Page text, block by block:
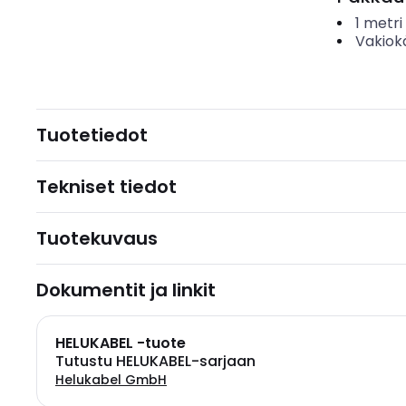
1 metri
Tuotetiedot
Tekniset tiedot
Tuotekuvaus
Dokumentit ja linkit
HELUKABEL -tuote
Tutustu HELUKABEL-sarjaan
Helukabel GmbH